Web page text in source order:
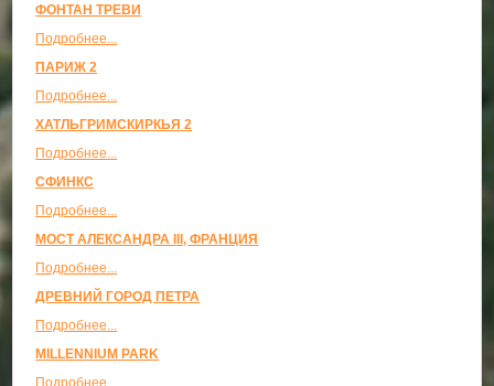
ФОНТАН ТРЕВИ
Подробнее...
ПАРИЖ 2
Подробнее...
ХАТЛЬГРИМСКИРКЬЯ 2
Подробнее...
СФИНКС
Подробнее...
МОСТ АЛЕКСАНДРА III, ФРАНЦИЯ
Подробнее...
ДРЕВНИЙ ГОРОД ПЕТРА
Подробнее...
MILLENNIUM PARK
Подробнее...